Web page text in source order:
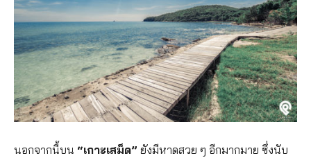
นอกจากนี้บน “เกาะเสม็ด” ยังมีหาดสวย ๆ อีกมากมาย ซึ่งนับ